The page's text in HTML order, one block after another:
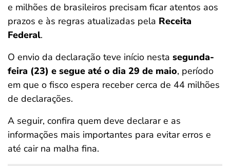
e milhões de brasileiros precisam ficar atentos aos
prazos e às regras atualizadas pela Receita
Federal.
O envio da declaração teve início nesta segunda-
feira (23) e segue até o dia 29 de maio, período
em que o fisco espera receber cerca de 44 milhões
de declarações.
A seguir, confira quem deve declarar e as
informações mais importantes para evitar erros e
até cair na malha fina.